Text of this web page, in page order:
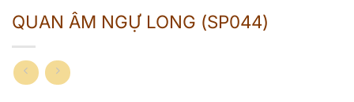
QUAN ÂM NGỰ LONG (SP044)